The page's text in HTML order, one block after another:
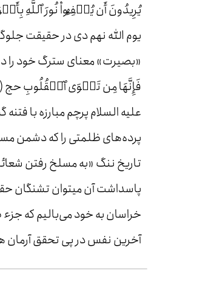
يُرِيدُونَ أَن يُطۡفِـُٔواْ نُورَ ٱللَّهِ
یوم الله نهم دی در حقیقت
«بصیرت» معنای سترگ خود را
علیه السلام پرچم مبارزه با
پرده‌های ظلمتی را که دشمن
تاریخ ننگ «به مسلخ رفتن
پاسداشت آن میتوان تشنگان
خراسان به خود می‌بالیم که
آخرین نفس در پی تحقق آرمان